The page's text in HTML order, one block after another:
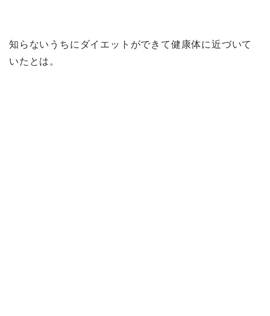
知らないうちにダイエットができて健康体に近づいて
いたとは。